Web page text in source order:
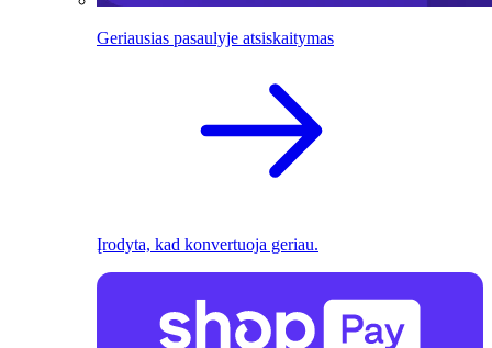
Geriausias pasaulyje atsiskaitymas
Įrodyta, kad konvertuoja geriau.